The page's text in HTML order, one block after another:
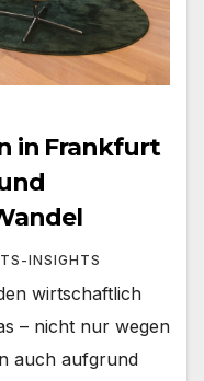
in Frankfurt
INSIGHTS
wirtschaftlich
– nicht nur wegen
auch aufgrund